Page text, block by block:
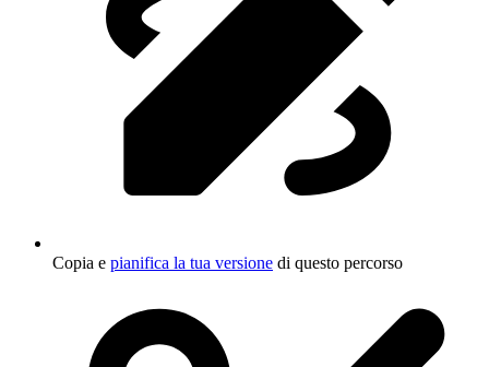
Copia e pianifica la tua versione di questo percorso